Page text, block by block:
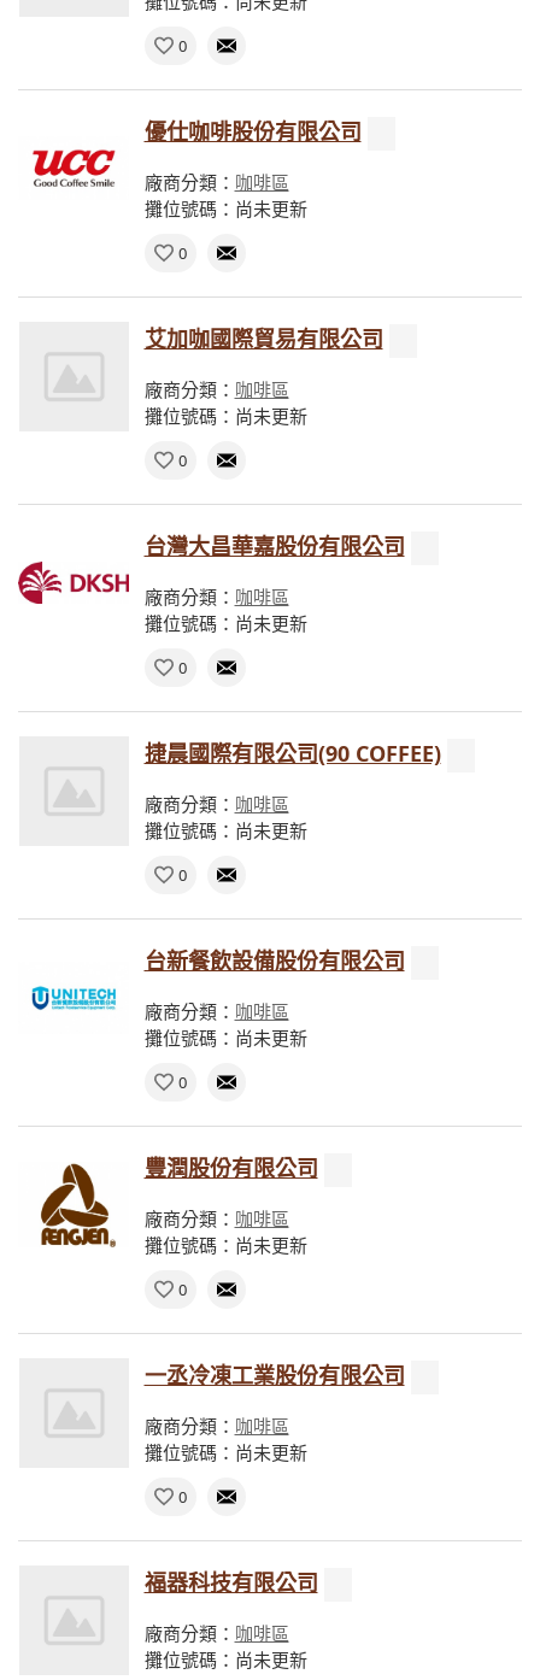
0
優仕咖啡股份有限公司
廠商分類： 咖啡區
攤位號碼：尚未更新
0
艾加咖國際貿易有限公司
廠商分類： 咖啡區
攤位號碼：尚未更新
0
台灣大昌華嘉股份有限公司
廠商分類： 咖啡區
攤位號碼：尚未更新
0
捷晨國際有限公司(90 COFFEE)
廠商分類： 咖啡區
攤位號碼：尚未更新
0
台新餐飲設備股份有限公司
廠商分類： 咖啡區
攤位號碼：尚未更新
0
豐潤股份有限公司
廠商分類： 咖啡區
攤位號碼：尚未更新
0
一丞冷凍工業股份有限公司
廠商分類： 咖啡區
攤位號碼：尚未更新
0
福器科技有限公司
廠商分類： 咖啡區
攤位號碼：尚未更新